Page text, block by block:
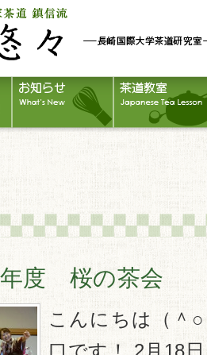
度 桜の茶会
こんにちは（＾
口です！ 2月18